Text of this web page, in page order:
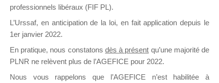
Groupe Public
professionnels libéraux (FIF PL).
L’Urssaf, en anticipation de la loi, en fait application depuis le
1er janvier 2022.
En pratique, nous constatons dès à présent qu’une majorité de
PLNR ne relèvent plus de l’AGEFICE pour 2022.
Nous vous rappelons que l’AGEFICE n’est habilitée à